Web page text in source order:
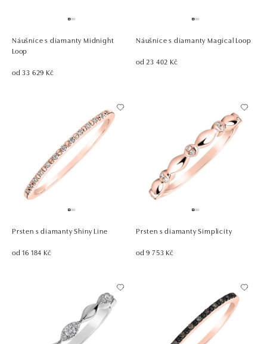
Náušnice s diamanty Midnight
Loop
od 33 629 Kč
Náušnice s diamanty Magical Loop
od 23 402 Kč
Prsten s diamanty Shiny Line
od 16 184 Kč
Prsten s diamanty Simplicity
od 9 753 Kč